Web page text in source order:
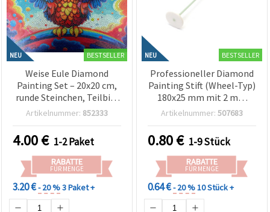
NEU BESTSELLER
Weise Eule Diamond
Painting Set – 20x20 cm,
runde Steinchen, Teilbild
(MKX17348)
Artikelnummer: 852333
4.00€ 1-2 Paket
RABATTE
FÜR MENGE
3.20 €- 20 %3 Paket +
NEU BESTSELLER
Professioneller Diamond
Painting Stift (Wheel-Typ)
180x25 mm mit 2 mm
Rädchen – Glatt, präzise
gleichmäßiges Setzen
von Strasssteinen beim
Diamond Painting &
Diamond Art
Artikelnummer: 507683
0.80€ 1-9 Stück
RABATTE
FÜR MENGE
0.64 €- 20 %10 Stück +